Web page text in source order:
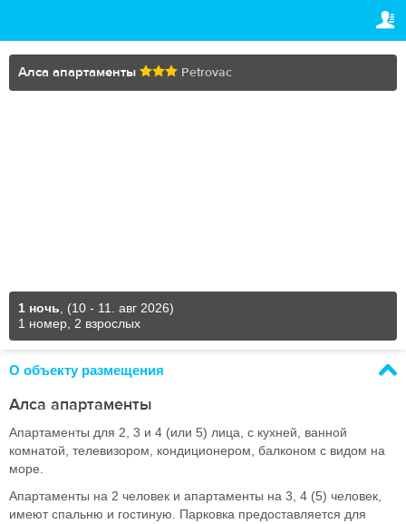
Алса апартаменты Petrovac
1 ночь
(10 - 11. авг 2026)
1 номер, 2 взрослых
О объекту размещения
Алса апартаменты
Апартаменты для 2, 3 и 4 (или 5) лица, с кухней, ванной
комнатой, телевизором, кондиционером, балконом с видом на
море.
Апартаменты на 2 человек и апартаменты на 3, 4 (5) человек,
имеют спальню и гостиную. Парковка предоставляется для
НАСТРОЙКИ
Channel manager